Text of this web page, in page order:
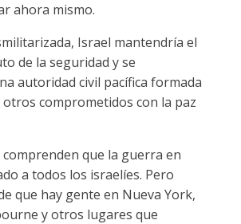
ahora mismo.
Israel mantendría el
de la seguridad y se
autoridad civil pacífica formada
comprometidos con la paz
que la guerra en
a todos los israelíes. Pero
que hay gente en Nueva York,
y otros lugares que